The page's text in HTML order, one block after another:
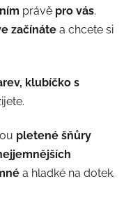
právě pro vás.
začínáte a chcete si
klubíčko s
pletené šňůry
a hladké na dotek.